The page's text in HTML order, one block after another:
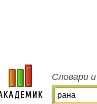
Словари